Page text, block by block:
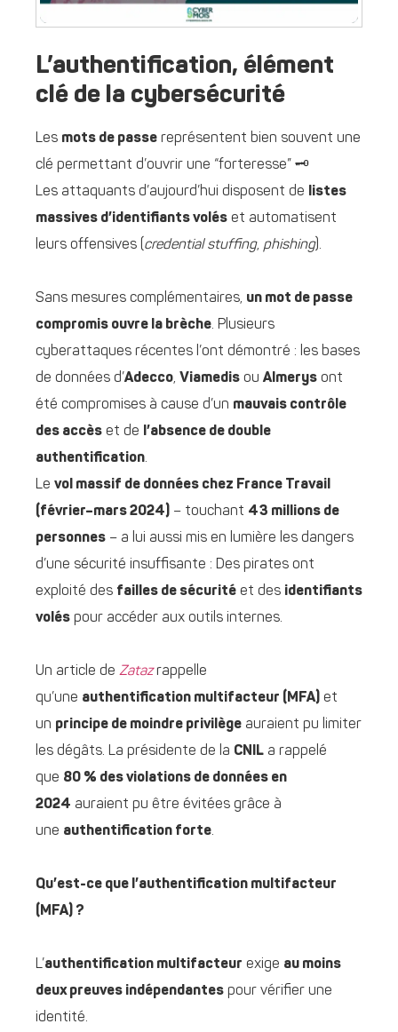
L’authentification, élément
clé de la cybersécurité
Les mots de passe représentent bien souvent une
clé permettant d’ouvrir une “forteresse” 🗝️
Les attaquants d’aujourd’hui disposent de
listes
massives d’identifiants volés et automatisent
leurs offensives ( credential stuffing, phishing).
Sans mesures complémentaires, un mot de passe
compromis ouvre la brèche. Plusieurs
cyberattaques récentes l’ont démontré : les bases
de données d’Adecco, Viamedis ou Almerys ont
été compromises à cause d’un mauvais contrôle
des accès et de l’absence de double
authentification.
Le vol massif de données chez France Travail
(février–mars 2024) – touchant 43 millions de
personnes – a lui aussi mis en lumière les dangers
d’une sécurité insuffisante : Des pirates ont
exploité des failles de sécurité et des identifiants
volés pour accéder aux outils internes.
Un article de Zataz rappelle
qu’une authentification multifacteur (MFA) et
un principe de moindre privilège auraient pu limiter
les dégâts. La présidente de la CNIL a rappelé
que 80 % des violations de données en
2024 auraient pu être évitées grâce à
une authentification forte.
Qu’est-ce que l’authentification multifacteur
(MFA) ?
L’authentification multifacteur exige au moins
deux preuves indépendantes pour vérifier une
identité.